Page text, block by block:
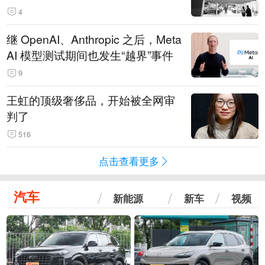
14.3万辆
4
继 OpenAI、Anthropic 之后，Meta
AI 模型测试期间也发生“越界”事件
9
王虹的顶级奢侈品，开始被全网审
判了
516
点击查看更多
汽车 新能源 新车 视频